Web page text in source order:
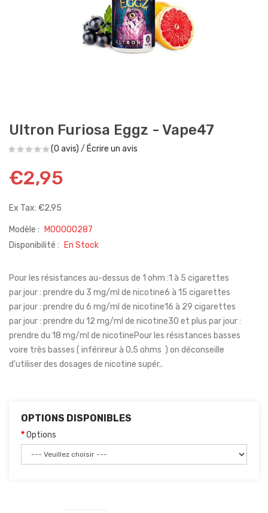
Ultron Furiosa Eggz - Vape47
(0 avis) / Écrire un avis
€2,95
Ex Tax: €2,95
Modèle :
M00000287
Disponibilité :
En Stock
Pour les résistances au-dessus de 1 ohm :1 à 5 cigarettes
par jour : prendre du 3 mg/ml de nicotine6 à 15 cigarettes
par jour : prendre du 6 mg/ml de nicotine16 à 29 cigarettes
par jour : prendre du 12 mg/ml de nicotine30 et plus par jour :
prendre du 18 mg/ml de nicotinePour les résistances basses
voire très basses ( inférireur à 0,5 ohms ) on déconseille
d'utiliser des dosages de nicotine supér..
OPTIONS DISPONIBLES
Options